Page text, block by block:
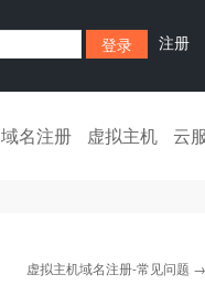
注册
域名注册 虚拟主机 云
虚拟主机域名注册-常见问题